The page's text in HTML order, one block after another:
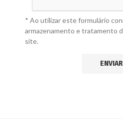
* Ao utilizar este formulário
armazenamento e tratamento
site.